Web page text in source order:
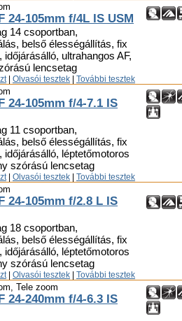
24-105mm f/4L IS USM
14 csoportban,
belső élességállítás, fix
időjárásálló, ultrahangos AF,
lencsetag
Olvasói tesztek További tesztek
24-105mm f/4-7.1 IS
11 csoportban,
belső élességállítás, fix
időjárásálló, léptetőmotoros
szórású lencsetag
Olvasói tesztek További tesztek
24-105mm f/2.8 L IS
18 csoportban,
belső élességállítás, fix
időjárásálló, léptetőmotoros
szórású lencsetag
Olvasói tesztek További tesztek
Tele zoom
24-240mm f/4-6.3 IS